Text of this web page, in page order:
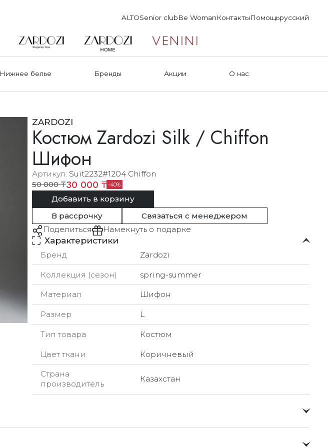
ALTOSenior clubBe WomanКонтактыПомощьрусский
Нижнее белье Бренды Акции О нас
ZARDOZI
Костюм Zardozi Silk / Chiffon
Шифон
Артикул Suit2232#1204 Chiffon
50 000 ₸30 000 ₸ 40
Добавить в корзину
В рассрочку
Связаться с менеджером
Поделиться
Намекнуть о подарке
Характеристики
Бренд Zardozi
Коллекция (сезон) spring-summer
Материал Шифон
Размер L
Тип товара Костюм
Цвет ткани Коричневый
Страна
производитель
Казахстан